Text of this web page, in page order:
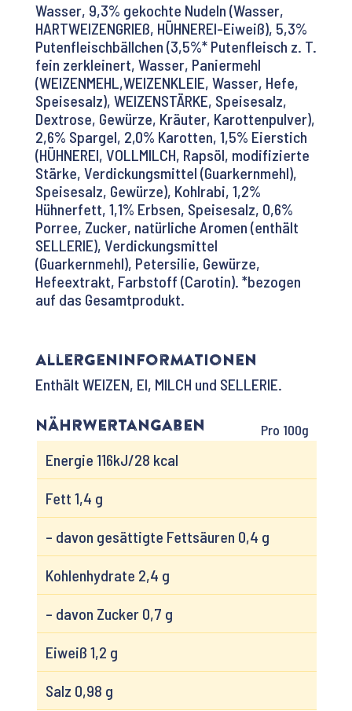
Wasser, 9,3% gekochte Nudeln (Wasser,
HARTWEIZENGRIEß, HÜHNEREI-Eiweiß), 5,3%
Putenfleischbällchen (3,5%* Putenfleisch z. T.
fein zerkleinert, Wasser, Paniermehl
(WEIZENMEHL,WEIZENKLEIE, Wasser, Hefe,
Speisesalz), WEIZENSTÄRKE, Speisesalz,
Dextrose, Gewürze, Kräuter, Karottenpulver),
2,6% Spargel, 2,0% Karotten, 1,5% Eierstich
(HÜHNEREI, VOLLMILCH, Rapsöl, modifizierte
Stärke, Verdickungsmittel (Guarkernmehl),
Speisesalz, Gewürze), Kohlrabi, 1,2%
Hühnerfett, 1,1% Erbsen, Speisesalz, 0,6%
Porree, Zucker, natürliche Aromen (enthält
SELLERIE), Verdickungsmittel
(Guarkernmehl), Petersilie, Gewürze,
Hefeextrakt, Farbstoff (Carotin). *bezogen
auf das Gesamtprodukt.
Allergeninformationen
Enthält WEIZEN, EI, MILCH und SELLERIE.
Nährwertangaben Pro 100g
Energie 116kJ/28 kcal
Fett 1,4 g
– davon gesättigte Fettsäuren 0,4 g
Kohlenhydrate 2,4 g
– davon Zucker 0,7 g
Eiweiß 1,2 g
Salz 0,98 g